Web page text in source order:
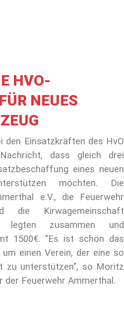
HVO-
NEUES
den Einsatzkräften des HvO
dass gleich drei
eines neuen
möchten. Die
e.V., die Feuerwehr
die Kirwagemeinschaft
legten zusammen und
1500€. "Es ist schön das
einen Verein, der eine so
zu unterstützen", so Moritz
der Feuerwehr Ammerthal.